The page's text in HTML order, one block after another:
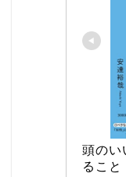
頭のい
ること